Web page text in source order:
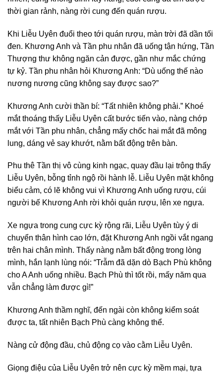
thời gian rảnh, nàng rời cung đến quán rượu.
Khi Liễu Uyên đuổi theo tới quán rượu, màn trời đã dần tối
đen. Khương Anh và Tần phu nhân đã uống tận hứng, Tần
Thượng thư không ngăn cản được, gần như mắc chứng
tự kỷ. Tần phu nhân hỏi Khương Anh: “Dù uống thế nào
nương nương cũng không say được sao?”
Khương Anh cười thần bí: “Tất nhiên không phải.” Khoé
mắt thoáng thấy Liễu Uyên cất bước tiến vào, nàng chớp
mắt với Tần phu nhân, chẳng mấy chốc hai mắt đã mông
lung, dáng vẻ say khướt, nằm bất động trên bàn.
Phu thê Tần thị vô cùng kinh ngạc, quay đầu lại trông thấy
Liễu Uyên, bỗng tỉnh ngộ rồi hành lễ. Liễu Uyên mặt không
biểu cảm, có lẽ không vui vì Khương Anh uống rượu, cúi
người bế Khương Anh rời khỏi quán rượu, lên xe ngựa.
Xe ngựa trong cung cực kỳ rộng rãi, Liễu Uyên tùy ý di
chuyển thân hình cao lớn, đặt Khương Anh ngồi vắt ngang
trên hai chân mình. Thấy nàng nằm bất động trong lòng
mình, hắn lạnh lùng nói: “Trẫm đã dặn dò Bạch Phù không
cho A Anh uống nhiều. Bạch Phù thì tốt rồi, mấy năm qua
vẫn chẳng làm được gì!”
Khương Anh thầm nghĩ, đến ngài còn không kiểm soát
được ta, tất nhiên Bạch Phù càng không thể.
Nàng cử động đầu, chủ động cọ vào cằm Liễu Uyên.
Giọng điệu của Liễu Uyên trở nên cực kỳ mềm mại, tựa